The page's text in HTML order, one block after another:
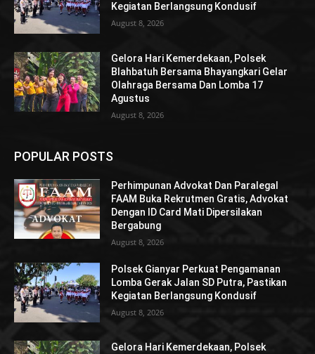
Kegiatan Berlangsung Kondusif
August 8, 2026
Gelora Hari Kemerdekaan, Polsek
Blahbatuh Bersama Bhayangkari Gelar
Olahraga Bersama Dan Lomba 17
Agustus
August 8, 2026
POPULAR POSTS
Perhimpunan Advokat Dan Paralegal
FAAM Buka Rekrutmen Gratis, Advokat
Dengan ID Card Mati Dipersilakan
Bergabung
August 8, 2026
Polsek Gianyar Perkuat Pengamanan
Lomba Gerak Jalan SD Putra, Pastikan
Kegiatan Berlangsung Kondusif
August 8, 2026
Gelora Hari Kemerdekaan, Polsek